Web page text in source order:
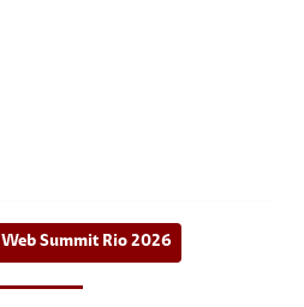
Web Summit Rio 2026